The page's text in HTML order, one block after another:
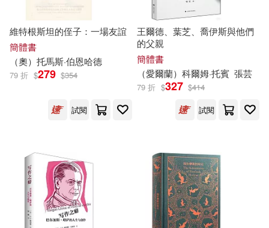
何政廣(4)
列夫·托爾斯泰(4)
劉君祖(4)
卡恩(4) 史恩．皮考克(4)
吉原由起(4)
啟得創意文化有限公司(17)
新疆人民出版社(17) 晨星(17)
江蘇文藝出版社(17)
CONCORD(16) Genuin(16)
venus(16)
維特根斯坦的侄子：一場友誼
簡體書
（奧）托馬斯·伯恩哈德
79 折 $279 $354
試閱
王爾德、葉芝、喬伊斯與他們
的父親
簡體書
（愛爾蘭）科爾姆·托賓 張芸
79 折 $327 $414
試閱